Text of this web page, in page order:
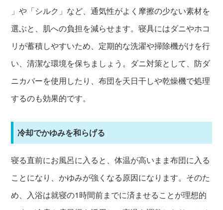
」や「シルク」など、通気性がよく摩擦の少ない素材を
選ぶと、肌への負担を減らせます。寝具にはダニやホコ
リが蓄積しやすいため、定期的な洗濯や掃除機がけを行
い、清潔な環境を保ちましょう。ダニ対策として、防ダ
ニカバーを使用したり、布団を天日干しや乾燥機で処理
するのも効果的です。
冷却でかゆみを和らげる
寝る直前にお風呂に入ると、体温が高いまま布団に入る
ことになり、かゆみが強くなる原因になります。そのた
め、入浴は就寝の1時間前までに済ませることが理想的